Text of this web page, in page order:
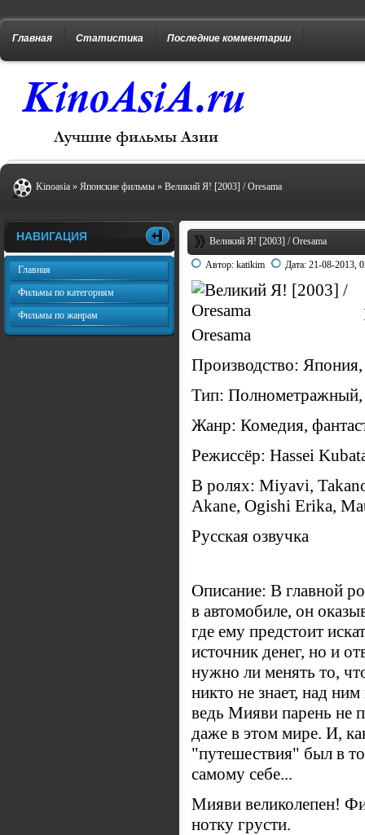
Главная Статистика Последние комментарии
Kinoasia » Японские фильмы » Великий Я! [2003] / Oresama
Великий Я! [2003] / Oresama
Автор: katikim Дата: 21-08-2013,
Oresama
Производство:
Тип:
Жанр: Комедия,
Режиссёр: Hassei
В ролях: Miyavi,
Akane, Ogishi Erika,
Русская озвучка
Описание: В главной
в автомобиле, он
где ему предстоит
источник денег, но и
нужно ли менять то,
никто не знает, над
ведь Мияви парень не
даже в этом мире. И,
"путешествия" был в
самому себе...
Мияви великолепен!
нотку грусти.
НАВИГАЦИЯ
Главная
Фильмы по категориям
Фильмы по жанрам